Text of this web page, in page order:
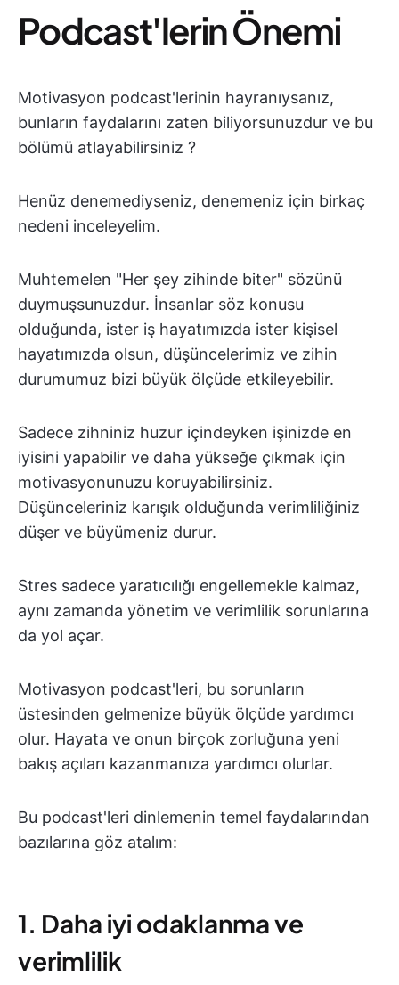
Podcast'lerin Önemi
Motivasyon podcast'lerinin hayranıysanız,
bunların faydalarını zaten biliyorsunuzdur ve bu
bölümü atlayabilirsiniz ?
Henüz denemediyseniz, denemeniz için birkaç
nedeni inceleyelim.
Muhtemelen "Her şey zihinde biter" sözünü
duymuşsunuzdur. İnsanlar söz konusu
olduğunda, ister iş hayatımızda ister kişisel
hayatımızda olsun, düşüncelerimiz ve zihin
durumumuz bizi büyük ölçüde etkileyebilir.
Sadece zihniniz huzur içindeyken işinizde en
iyisini yapabilir ve daha yükseğe çıkmak için
motivasyonunuzu koruyabilirsiniz.
Düşünceleriniz karışık olduğunda verimliliğiniz
düşer ve büyümeniz durur.
Stres sadece yaratıcılığı engellemekle kalmaz,
aynı zamanda yönetim ve verimlilik sorunlarına
da yol açar.
Motivasyon podcast'leri, bu sorunların
üstesinden gelmenize büyük ölçüde yardımcı
olur. Hayata ve onun birçok zorluğuna yeni
bakış açıları kazanmanıza yardımcı olurlar.
Bu podcast'leri dinlemenin temel faydalarından
bazılarına göz atalım:
1. Daha iyi odaklanma ve
verimlilik